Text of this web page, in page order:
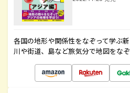
各国の地形や関係性をなぞって学ぶ
川や街道、島など旅気分で地図をな